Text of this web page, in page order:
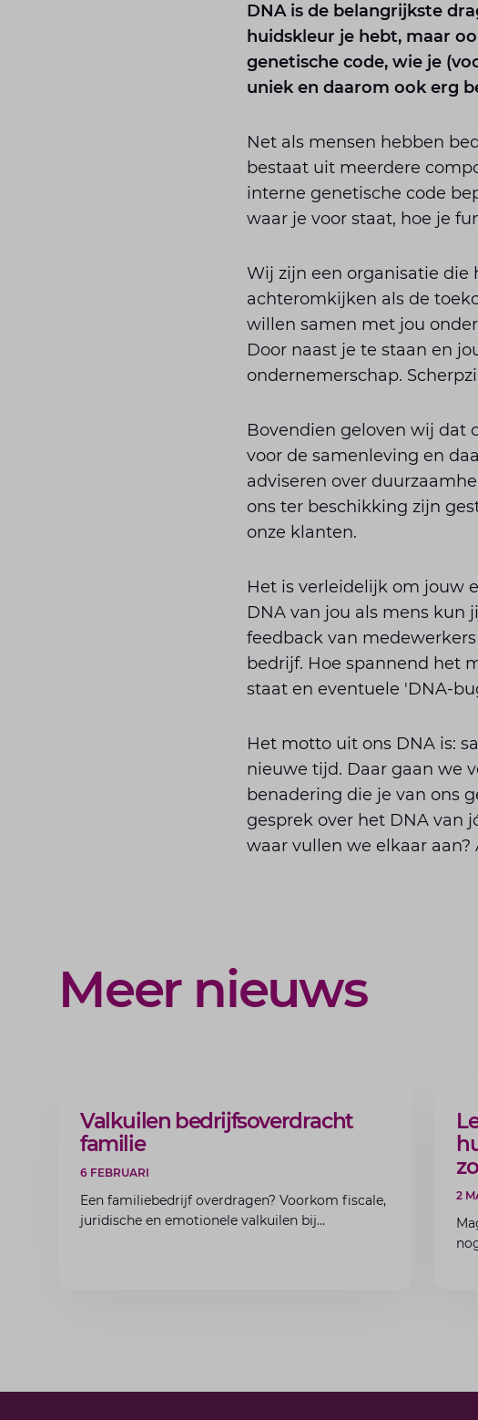
DNA is de belangrijkste
huidskleur je hebt, maar
genetische code, wie je
uniek en daarom ook erg
Net als mensen hebben
bestaat uit meerdere
interne genetische code
waar je voor staat, hoe je
Wij zijn een organisatie
achteromkijken als de
willen samen met jou
Door naast je te staan en
ondernemerschap.
Bovendien geloven wij dat
voor de samenleving en
adviseren over
ons ter beschikking zijn
onze klanten.
Het is verleidelijk om jouw
DNA van jou als mens kun
feedback van
bedrijf. Hoe spannend het
staat en eventuele 'DNA-
Het motto uit ons DNA is:
nieuwe tijd. Daar gaan we
benadering die je van ons
gesprek over het DNA van
waar vullen we elkaar
Meer nieuws
ARTIKEL
Valkuilen bedrijfsoverdracht
familie
6 FEBRUARI
Een familiebedrijf overdragen? Voorkom fiscale,
juridische en emotionele valkuilen bij
2